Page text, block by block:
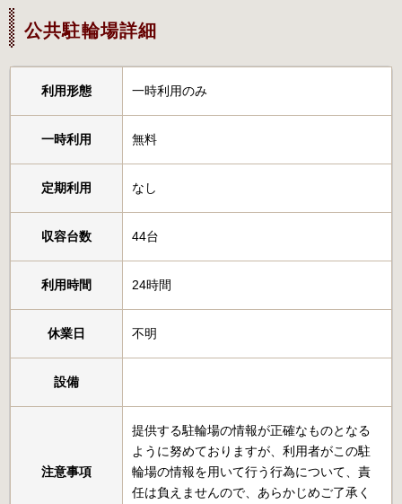
公共駐輪場詳細
利用形態 一時利用のみ
一時利用 無料
定期利用 なし
収容台数 44台
利用時間 24時間
休業日 不明
設備
注意事項
提供する駐輪場の情報が正確なものとなる
ように努めておりますが、利用者がこの駐
輪場の情報を用いて行う行為について、責
任は負えませんので、あらかじめご了承く